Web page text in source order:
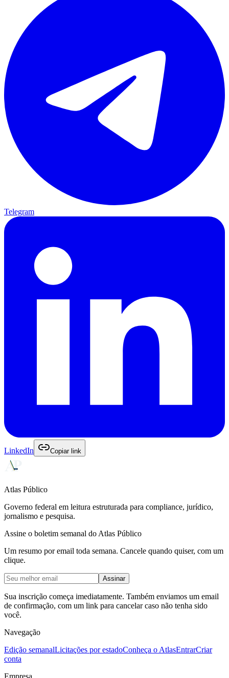
Telegram
LinkedIn Copiar link
Atlas Público
Governo federal em leitura estruturada para compliance, jurídico,
jornalismo e pesquisa.
Assine o boletim semanal do Atlas Público
Um resumo por email toda semana. Cancele quando quiser, com um
clique.
Assinar
Sua inscrição começa imediatamente. Também enviamos um email
de confirmação, com um link para cancelar caso não tenha sido
você.
Navegação
Edição semanalLicitações por estadoConheça o AtlasEntrarCriar
conta
Empresa